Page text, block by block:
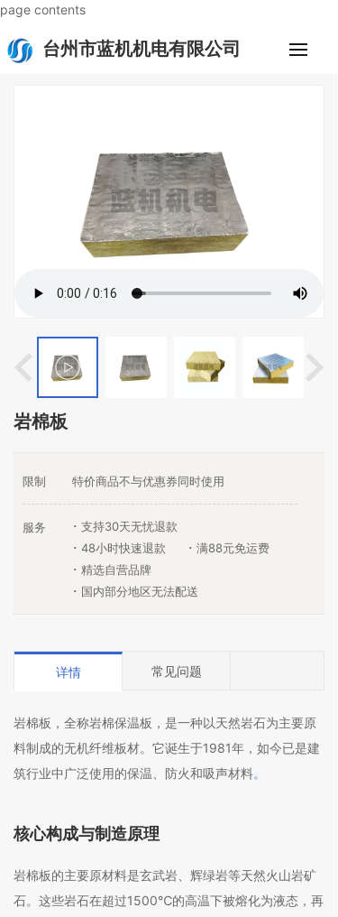
page contents
台州市蓝机机电有限公司
岩棉板
限制 特价商品不与优惠券同时使用
服务
支持30天无忧退款
48小时快速退款
满88元免运费
精选自营品牌
国内部分地区无法配送
详情 常见问题
岩棉板，全称岩棉保温板，是一种以天然岩石为主要原
料制成的无机纤维板材。它诞生于1981年，如今已是建
筑行业中广泛使用的保温、防火和吸声材料。
核心构成与制造原理
岩棉板的主要原材料是玄武岩、辉绿岩等天然火山岩矿
石。这些岩石在超过1500℃的高温下被熔化为液态，再